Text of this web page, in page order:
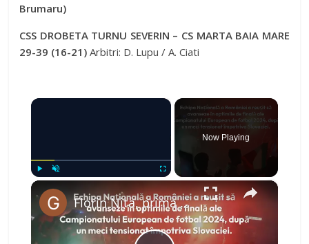
Brumaru)
CSS DROBETA TURNU SEVERIN – CS MARTA BAIA MARE
29-39 (16-21) Arbitri: D. Lupu / A. Ciati
×
Now Playing
×
Florin Nita, prima reactie dupa calificarea in optimi: „Multumesc lui Dumnezeu…”